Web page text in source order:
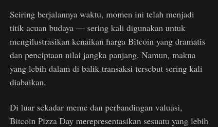
Seiring berjalannya waktu, momen ini telah menjadi
titik acuan budaya — sering kali digunakan untuk
mengilustrasikan kenaikan harga Bitcoin yang dramatis
dan penciptaan nilai jangka panjang. Namun, makna
yang lebih dalam di balik transaksi tersebut sering kali
diabaikan.
Di luar sekadar meme dan perbandingan valuasi,
Bitcoin Pizza Day merepresentasikan sesuatu yang lebih